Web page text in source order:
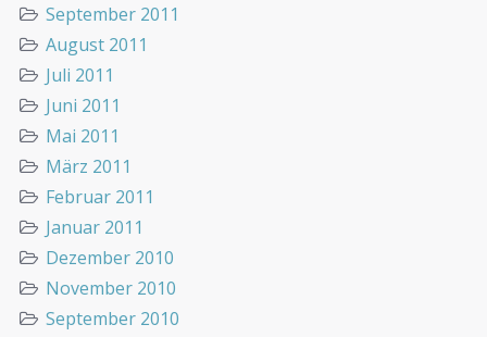
September 2011
August 2011
Juli 2011
Juni 2011
Mai 2011
März 2011
Februar 2011
Januar 2011
Dezember 2010
November 2010
September 2010